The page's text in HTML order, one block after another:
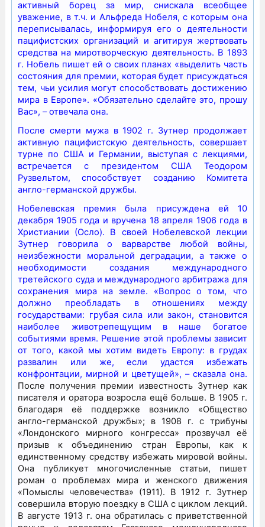
активный борец за мир, снискала всеобщее
уважение, в т.ч. и Альфреда Нобеля, с которым она
переписывалась, информируя его о деятельности
пацифистских организаций и агитируя жертвовать
средства на миротворческую деятельность. В 1893
г. Нобель пишет ей о своих планах «выделить часть
состояния для премии, которая будет присуждаться
тем, чьи усилия могут способствовать достижению
мира в Европе». «Обязательно сделайте это, прошу
Вас», – отвечала она.
После смерти мужа в 1902 г. Зутнер продолжает
активную пацифистскую деятельность, совершает
турне по США и Германии, выступая с лекциями,
встречается с президентом США Теодором
Рузвельтом, способствует созданию Комитета
англо-германской дружбы.
Нобелевская премия была присуждена ей 10
декабря 1905 года и вручена 18 апреля 1906 года в
Христиании (Осло). В своей Нобелевской лекции
Зутнер говорила о варварстве любой войны,
неизбежности моральной деградации, а также о
необходимости создания международного
третейского суда и международного арбитража для
сохранения мира на земле. «Вопрос о том, что
должно преобладать в отношениях между
государствами: грубая сила или закон, становится
наиболее животрепещущим в наше богатое
событиями время. Решение этой проблемы зависит
от того, какой мы хотим видеть Европу: в грудах
развалин или же, если удастся избежать
конфронтации, мирной и цветущей», – сказала она.
После получения премии известность Зутнер как
писателя и оратора возросла ещё больше. В 1905 г.
благодаря её поддержке возникло «Общество
англо-германской дружбы»; в 1908 г. с трибуны
«Лондонского мирного конгресса» прозвучал её
призыв к объединению стран Европы, как к
единственному средству избежать мировой войны.
Она публикует многочисленные статьи, пишет
роман о проблемах мира и женского движения
«Помыслы человечества» (1911). В 1912 г. Зутнер
совершила вторую поездку в США с циклом лекций.
В августе 1913 г. она обратилась с приветственной